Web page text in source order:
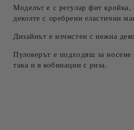
Ние ще се свържем с вас в рамките на
Моделът е с регулар фит кройка,
деколте с оребрени еластични
Дизайнът е изчистен с нежна
Пуловерът е подходяш за носене
така и в кобинации с риза.